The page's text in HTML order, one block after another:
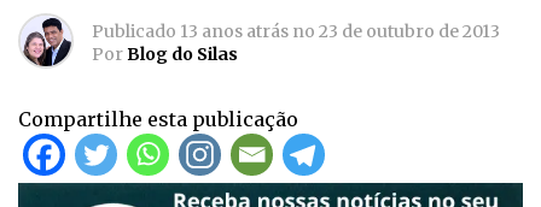
Publicado 13 anos atrás no 23 de outubro de 2013
PorBlog do Silas
Compartilhe esta publicação